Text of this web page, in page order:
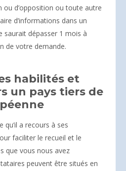
ou d’opposition ou toute autre
d’informations dans un
saurait dépasser 1 mois à
de votre demande.
habilités et
un pays tiers de
qu’il a recours à ses
faciliter le recueil et le
que vous nous avez
peuvent être situés en